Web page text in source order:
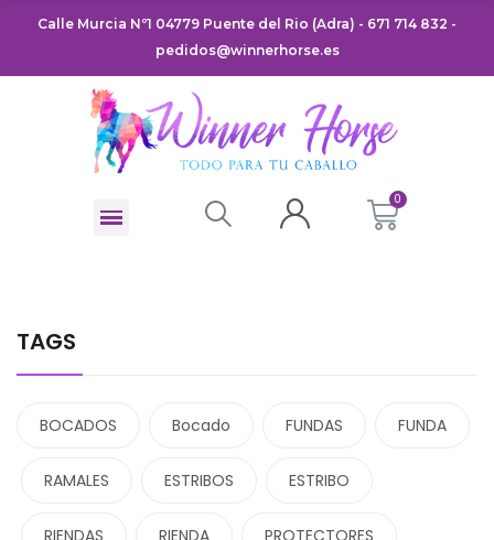
Calle Murcia Nº1 04779 Puente del Rio (Adra) - 671 714 832 -
pedidos@winnerhorse.es
TAGS
BOCADOS Bocado FUNDAS FUNDA
RAMALES ESTRIBOS ESTRIBO
RIENDAS RIENDA PROTECTORES